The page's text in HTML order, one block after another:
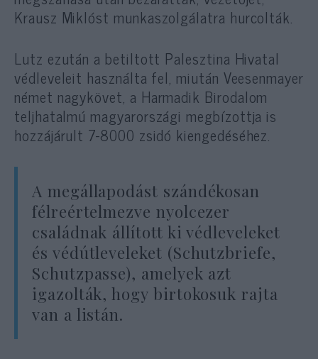
Krausz Miklóst munkaszolgálatra hurcolták.
Lutz ezután a betiltott Palesztina Hivatal
védleveleit használta fel, miután Veesenmayer
német nagykövet, a Harmadik Birodalom
teljhatalmú magyarországi megbízottja is
hozzájárult 7-8000 zsidó kiengedéséhez.
A megállapodást szándékosan
félreértelmezve nyolcezer
családnak állított ki védleveleket
és védútleveleket (Schutzbriefe,
Schutzpasse), amelyek azt
igazolták, hogy birtokosuk rajta
van a listán.